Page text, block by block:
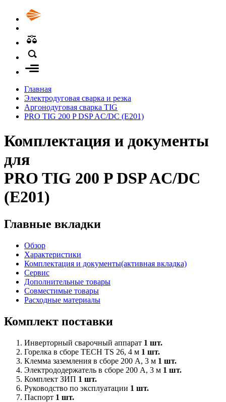
Главная
Электродуговая сварка и резка
Аргонодуговая сварка TIG
PRO TIG 200 P DSP AC/DC (E201)
Комплектация и документы
для
PRO TIG 200 P DSP AC/DC
(E201)
Главные вкладки
Обзор
Характеристики
Комплектация и документы(активная вкладка)
Сервис
Дополнительные товары
Совместимые товары
Расходные материалы
Комплект поставки
Инверторный сварочный аппарат 1 шт.
Горелка в сборе TECH TS 26, 4 м 1 шт.
Клемма заземления в сборе 200 А, 3 м 1 шт.
Электрододержатель в сборе 200 А, 3 м 1 шт.
Комплект ЗИП 1 шт.
Руководство по эксплуатации 1 шт.
Паспорт 1 шт.